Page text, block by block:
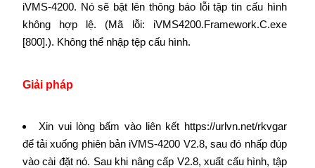
iVMS-4200. Nó sẽ bật lên thông báo lỗi tập tin cấu hình
không hợp lệ. (Mã lỗi: iVMS4200.Framework.C.exe
[800].). Không thể nhập tệp cấu hình.
Giải pháp
Xin vui lòng bấm vào liên kết https://urlvn.net/rkvgar
để tải xuống phiên bản iVMS-4200 V2.8, sau đó nhấp đúp
vào cài đặt nó. Sau khi nâng cấp V2.8, xuất cấu hình, tập